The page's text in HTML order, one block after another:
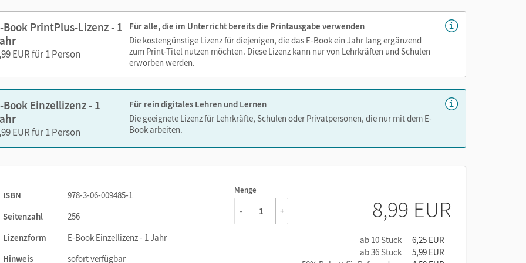
Zoomen
Book PrintPlus-Lizenz - 1
EUR für 1 Person
Für alle, die im Unterricht bereits die Printausgabe verwenden
Die kostengünstige Lizenz für diejenigen, die das E-Book ein Jahr lang ergänzend
zum Print-Titel nutzen möchten. Diese Lizenz kann nur von Lehrkräften und Schulen
erworben werden.
Book Einzellizenz - 1
EUR für 1 Person
Für rein digitales Lehren und Lernen
Die geeignete Lizenz für Lehrkräfte, Schulen oder Privatpersonen, die nur mit dem E-
Book arbeiten.
ISBN
978-3-06-009485-1
Seitenzahl
256
Lizenzform
E-Book Einzellizenz - 1 Jahr
Hinweis
sofort verfügbar
Menge
1
- + 8,99 EUR
ab 10 Stück
6,25 EUR
ab 36 Stück
5,99 EUR